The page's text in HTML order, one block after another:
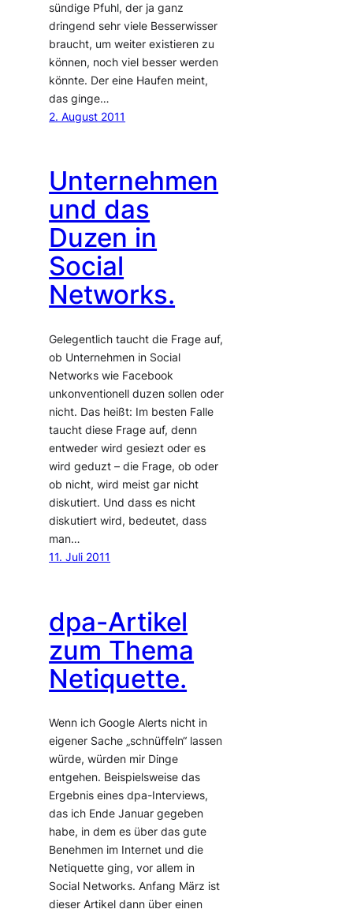
sündige Pfuhl, der ja ganz
dringend sehr viele Besserwisser
braucht, um weiter existieren zu
können, noch viel besser werden
könnte. Der eine Haufen meint,
das ginge…
2. August 2011
Unternehmen
und das
Duzen in
Social
Networks.
Gelegentlich taucht die Frage auf,
ob Unternehmen in Social
Networks wie Facebook
unkonventionell duzen sollen oder
nicht. Das heißt: Im besten Falle
taucht diese Frage auf, denn
entweder wird gesiezt oder es
wird geduzt – die Frage, ob oder
ob nicht, wird meist gar nicht
diskutiert. Und dass es nicht
diskutiert wird, bedeutet, dass
man…
11. Juli 2011
dpa-Artikel
zum Thema
Netiquette.
Wenn ich Google Alerts nicht in
eigener Sache „schnüffeln“ lassen
würde, würden mir Dinge
entgehen. Beispielsweise das
Ergebnis eines dpa-Interviews,
das ich Ende Januar gegeben
habe, in dem es über das gute
Benehmen im Internet und die
Netiquette ging, vor allem in
Social Networks. Anfang März ist
dieser Artikel dann über einen